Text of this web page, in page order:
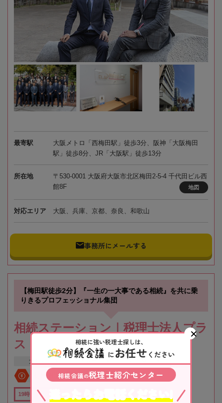
最寄駅
大阪メトロ「西梅田駅」徒歩3分、阪神「大阪梅田
駅」徒歩8分、JR「大阪駅」徒歩13分
所在地
〒530-0001 大阪府大阪市北区梅田2-5-4 千代田ビル西
館8F
地図
対応エリア 大阪、兵庫、京都、奈良、和歌山
事務所にメールする
【梅田駅徒歩2分】『一生の一大事である相続』を共に乗
りきるプロフェッショナル集団
相続ステーション｜税理士法人プラ
ス
大阪府
初回相談無料
19時以降TEL可
相続に強い税理士探しは、
にお任せ ください
相続会議の税理士紹介センター